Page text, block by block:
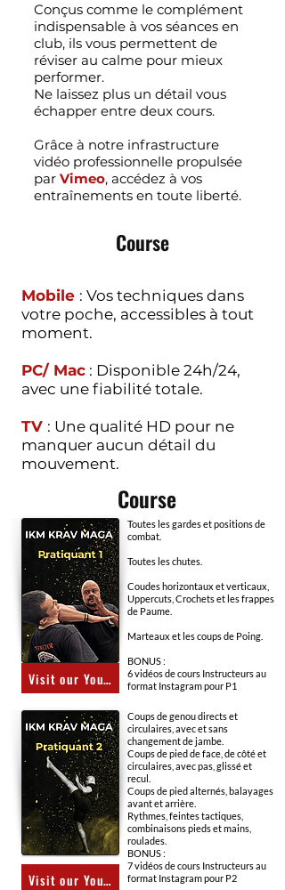
Conçus comme le complément
indispensable à vos séances en
club, ils vous permettent de
réviser au calme pour mieux
performer.
Ne laissez plus un détail vous
échapper entre deux cours.
Grâce à notre infrastructure
vidéo professionnelle propulsée
par Vimeo, accédez à vos
entraînements en toute liberté.
Course
Mobile : Vos techniques dans
votre poche, accessibles à tout
moment.
PC/ Mac : Disponible 24h/24,
avec une fiabilité totale.
TV : Une qualité HD pour ne
manquer aucun détail du
mouvement.
Course
Visit our YouTube channel
Toutes les gardes et positions de
combat.
Toutes les chutes.
Coudes horizontaux et verticaux,
Uppercuts, Crochets et les frappes
de Paume.
Marteaux et les coups de Poing.
BONUS :
6 vidéos de cours Instructeurs au
format Instagram pour P1
Visit our YouTube channel
Coups de genou directs et
circulaires, avec et sans
changement de jambe.
Coups de pied de face, de côté et
circulaires, avec pas, glissé et
recul.
Coups de pied alternés, balayages
avant et arrière.
Rythmes, feintes tactiques,
combinaisons pieds et mains,
roulades.
BONUS :
7 vidéos de cours Instructeurs au
format Instagram pour P2